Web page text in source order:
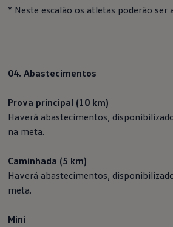
* Neste escalão os atletas poderão ser
04. Abastecimentos
Prova principal (10 km)
Haverá abastecimentos,
na meta.
Caminhada (5 km)
Haverá abastecimentos,
meta.
Mini